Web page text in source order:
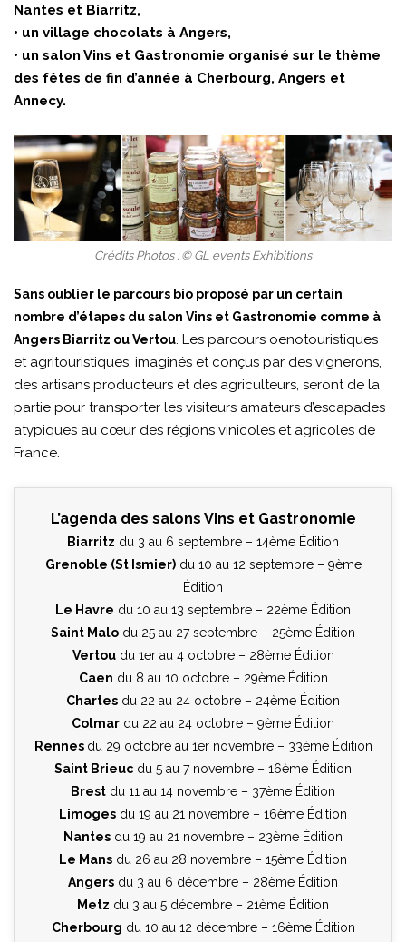
Nantes et Biarritz,
• un village chocolats à Angers,
• un salon Vins et Gastronomie organisé sur le thème
des fêtes de fin d’année à Cherbourg, Angers et
Annecy.
Crédits Photos : © GL events Exhibitions
Sans oublier le parcours bio proposé par un certain
nombre d’étapes du salon Vins et Gastronomie comme à
Angers Biarritz ou Vertou. Les parcours oenotouristiques
et agritouristiques, imaginés et conçus par des vignerons,
des artisans producteurs et des agriculteurs, seront de la
partie pour transporter les visiteurs amateurs d’escapades
atypiques au cœur des régions vinicoles et agricoles de
France.
L’agenda des salons Vins et Gastronomie
Biarritz du 3 au 6 septembre – 14ème Édition
Grenoble (St Ismier)du 10 au 12 septembre – 9ème
Édition
Le Havre du 10 au 13 septembre – 22ème Édition
Saint Malo du 25 au 27 septembre – 25ème Édition
Vertoudu 1er au 4 octobre – 28ème Édition
Caen du 8 au 10 octobre – 29ème Édition
Chartes du 22 au 24 octobre – 24ème Édition
Colmar du 22 au 24 octobre – 9ème Édition
Rennes du 29 octobre au 1er novembre – 33ème Édition
Saint Brieuc du 5 au 7 novembre – 16ème Édition
Brest du 11 au 14 novembre – 37ème Édition
Limoges du 19 au 21 novembre – 16ème Édition
Nantes du 19 au 21 novembre – 23ème Édition
Le Mans du 26 au 28 novembre – 15ème Édition
Angers du 3 au 6 décembre – 28ème Édition
Metz du 3 au 5 décembre – 21ème Édition
Cherbourg du 10 au 12 décembre – 16ème Édition